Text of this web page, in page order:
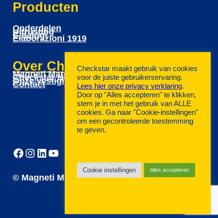
Producten
Onderdelen
Uitrusting
Catalogi
Elaborazioni 1919
Over Checkstar
Magneti Marelli
Checkstar Netwerk
Onze vestigingen
Contact
https://www.facebook.com/CheckstarNL Instagram LinkedIn YouTube
© Magneti Marelli Checkstar Nederland
Checkstar maakt gebruik van cookies
voor de juiste gebruikerservaring.
Lees hier onze privacy verklaring.
Door op "Alles accepteren" te klikken,
stem je in met het gebruik van ALLE
cookies. Ga naar "Cookie-instellingen"
om een gecontroleerde toestemming
te geven.
Cookie instellingen Alles accepteren